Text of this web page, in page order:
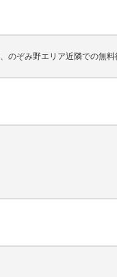
のぞみ野エリア近隣での無